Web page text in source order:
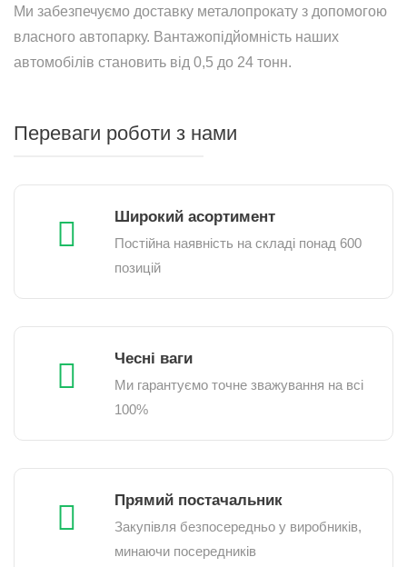
Ми забезпечуємо доставку металопрокату з допомогою
власного автопарку. Вантажопідйомність наших
автомобілів становить від 0,5 до 24 тонн.
Переваги роботи з нами
Широкий асортимент
Постійна наявність на складі понад 600
позицій
Чесні ваги
Ми гарантуємо точне зважування на всі
100%
Прямий постачальник
Закупівля безпосередньо у виробників,
минаючи посередників